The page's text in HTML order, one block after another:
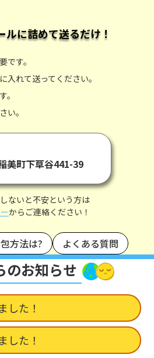
ルに詰めて送るだけ！
です。
入れて送ってください。
。
い。
美町下草谷441-39
ないと不安という方は
からご連絡ください！
方法は? よくある質問
のお知らせ
した！
した！